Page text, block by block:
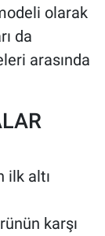
olarak
da
arasında
ilk altı
karşı